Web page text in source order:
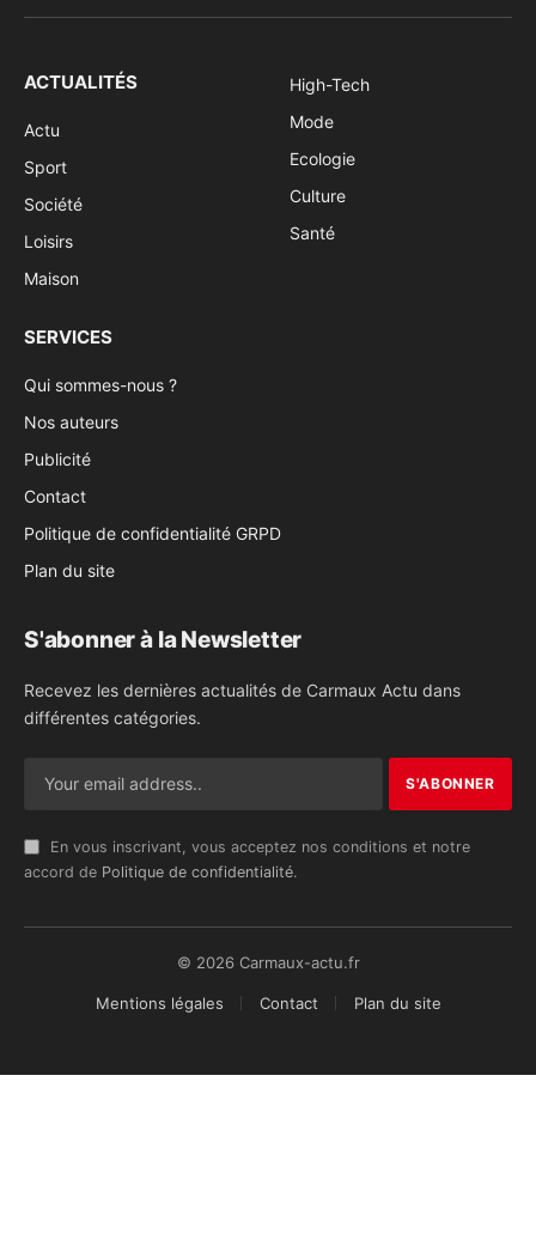
(Twitter)
ACTUALITÉS
Actu
Sport
Société
Loisirs
Maison
High-Tech
Mode
Ecologie
Culture
Santé
SERVICES
Qui sommes-nous ?
Nos auteurs
Publicité
Contact
Politique de confidentialité GRPD
Plan du site
S'abonner à la Newsletter
Recevez les dernières actualités de Carmaux Actu dans
différentes catégories.
En vous inscrivant, vous acceptez nos conditions et notre
accord de Politique de confidentialité.
© 2026 Carmaux-actu.fr
Mentions légales Contact Plan du site